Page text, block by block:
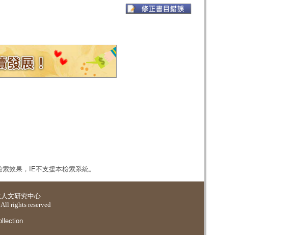
效果，IE不支援本檢索系統。
文研究中心
rights reserved